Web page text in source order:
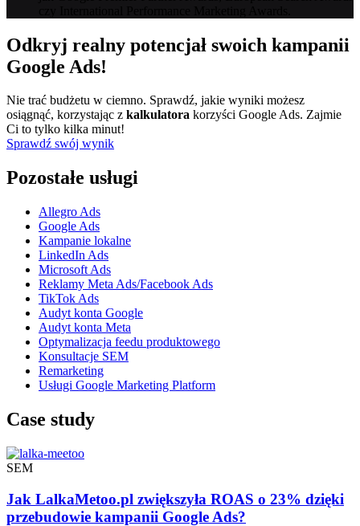
Odkryj realny potencjał swoich kampanii
Google Ads!
Nie trać budżetu w ciemno. Sprawdź, jakie wyniki możesz
osiągnąć, korzystając z kalkulatora korzyści Google Ads. Zajmie
Ci to tylko kilka minut!
Sprawdź swój wynik
Pozostałe usługi
Allegro Ads
Google Ads
Kampanie lokalne
LinkedIn Ads
Microsoft Ads
Reklamy Meta Ads/Facebook Ads
TikTok Ads
Audyt konta Google
Audyt konta Meta
Optymalizacja feedu produktowego
Konsultacje SEM
Remarketing
Usługi Google Marketing Platform
Case study
SEM
Jak LalkaMetoo.pl zwiększyła ROAS o 23% dzięki
przebudowie kampanii Google Ads?